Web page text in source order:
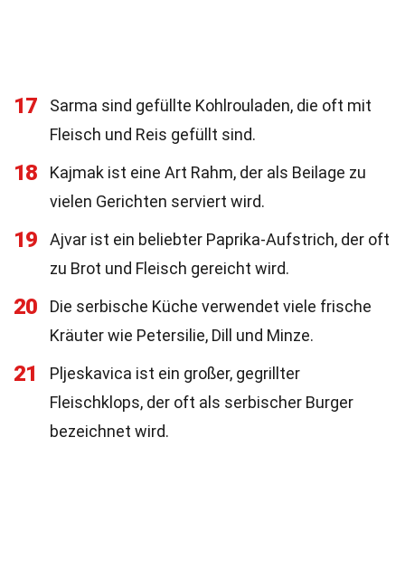
17
Sarma sind gefüllte Kohlrouladen, die oft mit
Fleisch und Reis gefüllt sind.
18
Kajmak ist eine Art Rahm, der als Beilage zu
vielen Gerichten serviert wird.
19
Ajvar ist ein beliebter Paprika-Aufstrich, der oft
zu Brot und Fleisch gereicht wird.
20
Die serbische Küche verwendet viele frische
Kräuter wie Petersilie, Dill und Minze.
21
Pljeskavica ist ein großer, gegrillter
Fleischklops, der oft als serbischer Burger
bezeichnet wird.